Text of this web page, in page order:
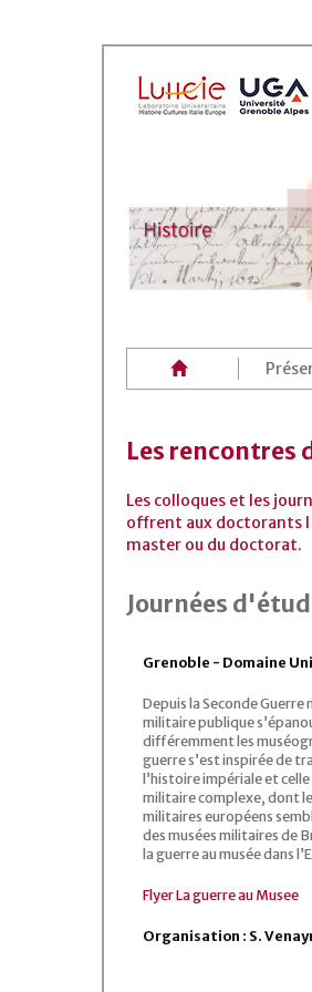
Les rencontres
Les colloques et les
offrent aux doctorants
master ou du doctorat.
Journées
Grenoble - Domaine
Depuis la Seconde
militaire publique
différemment les
guerre s’est inspirée de
l’histoire impériale et celle
militaire complexe, dont
militaires européens
des musées militaires de
la guerre au musée dans
Flyer La guerre au Musee
Organisation : S.